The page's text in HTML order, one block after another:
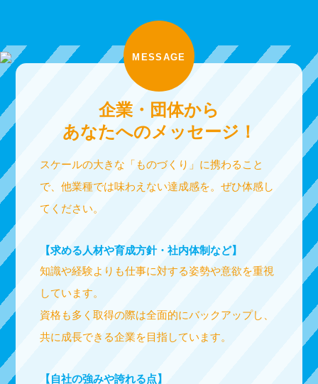
MESSAGE
企業・団体から
あなたへのメッセージ！
スケールの大きな「ものづくり」に携わること
で、他業種では味わえない達成感を。ぜひ体感し
てください。
【求める人材や育成方針・社内体制など】
知識や経験よりも仕事に対する姿勢や意欲を重視
しています。
資格も多く取得の際は全面的にバックアップし、
共に成長できる企業を目指しています。
【自社の強みや誇れる点】